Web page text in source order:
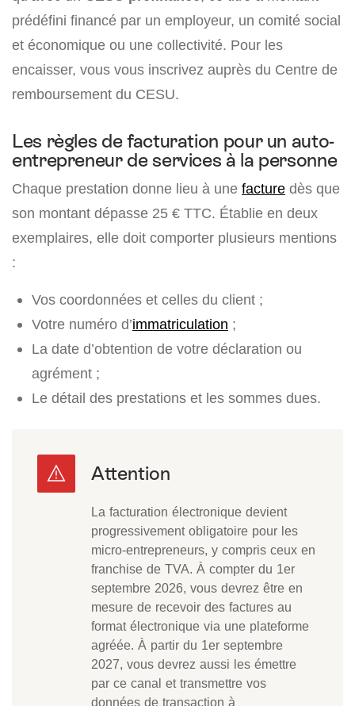
prédéfini financé par un employeur, un comité social
et économique ou une collectivité. Pour les
encaisser, vous vous inscrivez auprès du Centre de
remboursement du CESU.
Les règles de facturation pour un auto-
entrepreneur de services à la personne
Chaque prestation donne lieu à une facture dès que
son montant dépasse 25 € TTC. Établie en deux
exemplaires, elle doit comporter plusieurs mentions
:
Vos coordonnées et celles du client ;
Votre numéro d’immatriculation ;
La date d’obtention de votre déclaration ou
agrément ;
Le détail des prestations et les sommes dues.
La facturation électronique devient
progressivement obligatoire pour les
micro-entrepreneurs, y compris ceux en
franchise de TVA. À compter du 1er
septembre 2026, vous devrez être en
mesure de recevoir des factures au
format électronique via une plateforme
agréée. À partir du 1er septembre
2027, vous devrez aussi les émettre
par ce canal et transmettre vos
données de transaction à